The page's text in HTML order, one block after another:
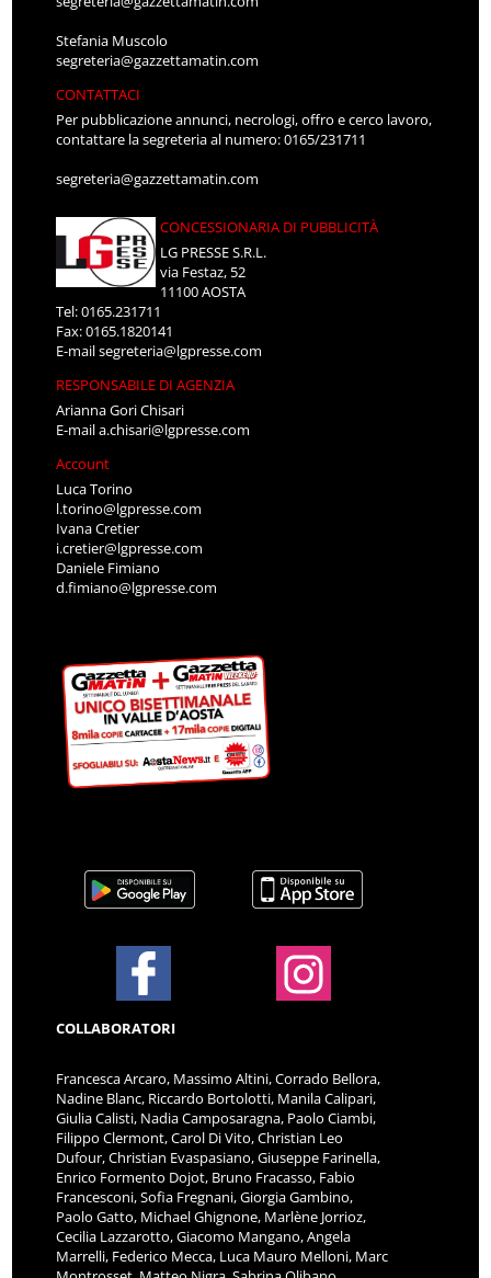
Stefania Muscolo
segreteria@gazzettamatin.com
CONTATTACI
Per pubblicazione annunci, necrologi, offro e cerco lavoro,
contattare la segreteria al numero: 0165/231711
segreteria@gazzettamatin.com
CONCESSIONARIA DI PUBBLICITÀ
LG PRESSE S.R.L.
via Festaz, 52
11100 AOSTA
Tel: 0165.231711
Fax: 0165.1820141
E-mailsegreteria@lgpresse.com
RESPONSABILE DI AGENZIA
Arianna Gori Chisari
E-maila.chisari@lgpresse.com
Account
Luca Torino
l.torino@lgpresse.com
Ivana Cretier
i.cretier@lgpresse.com
Daniele Fimiano
d.fimiano@lgpresse.com
COLLABORATORI
Francesca Arcaro, Massimo Altini, Corrado Bellora,
Nadine Blanc, Riccardo Bortolotti, Manila Calipari,
Giulia Calisti, Nadia Camposaragna, Paolo Ciambi,
Filippo Clermont, Carol Di Vito, Christian Leo
Dufour, Christian Evaspasiano, Giuseppe Farinella,
Enrico Formento Dojot, Bruno Fracasso, Fabio
Francesconi, Sofia Fregnani, Giorgia Gambino,
Paolo Gatto, Michael Ghignone, Marlène Jorrioz,
Cecilia Lazzarotto, Giacomo Mangano, Angela
Marrelli, Federico Mecca, Luca Mauro Melloni, Marc